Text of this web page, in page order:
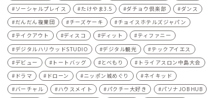
ソーシャルプレイス たけやま3.5 ダチョウ倶楽部
ダンス
だんだん複業団
チーズケーキ
チョイスホテルズジャパン
テイクアウト
ディスコ ディット
ティファニー
デジタルハリウッドSTUDIO
デジタル観光
テックアイエス
デビュー
トートバッグ とべもり
トライアスロン中島大会
ドラマ
ドローン ニッポン城めぐり
ネイキッド
バーチャル
ハウスメイト パクチー大好き
パソナJOB HUB